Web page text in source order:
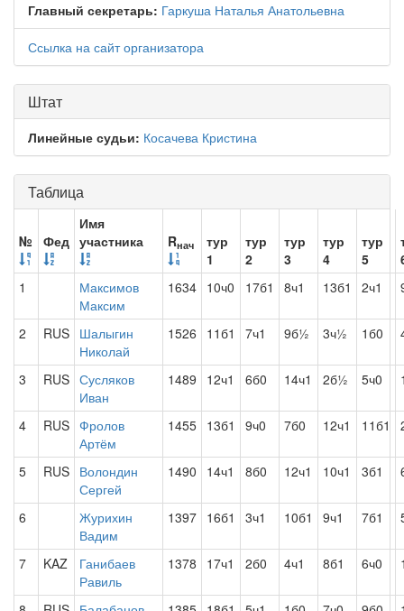
Главный секретарь: Гаркуша Наталья Анатольевна
Ссылка на сайт организатора
Штат
Линейные судьи: Косачева Кристина
Таблица
№ Фед
Имя
участника
Rнач
тур
1
тур
2
тур
3
тур
4
тур
5
1
Максимов
Максим
1634 10ч0 17б1 8ч1 13б1 2ч1
2 RUS Шалыгин
Николай
1526 11б1 7ч1 9б½ 3ч½ 1б0
3 RUS Сусляков
Иван
1489 12ч1 6б0 14ч1 2б½ 5ч0
4 RUS Фролов
Артём
1455 13б1 9ч0 7б0 12ч1 11б1
5 RUS Волондин
Сергей
1490 14ч1 8б0 12ч1 10ч1 3б1
6
Журихин
Вадим
1397 16б1 3ч1 10б1 9ч1 7б1
7 KAZ
Ганибаев
Равиль
1378 17ч1 2б0 4ч1 8б1 6ч0